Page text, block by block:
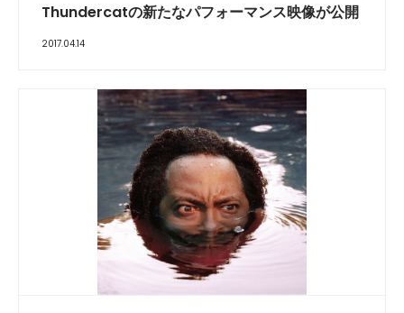
Thundercatの新たなパフォーマンス映像が公開
2017.04.14